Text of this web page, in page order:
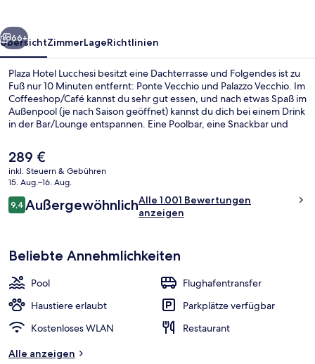
Weiter
66+
ÜbersichtZimmerLageRichtlinien
Plaza Hotel Lucchesi besitzt eine Dachterrasse und Folgendes ist zu
Fuß nur 10 Minuten entfernt: Ponte Vecchio und Palazzo Vecchio. Im
Coffeeshop/Café kannst du sehr gut essen, und nach etwas Spaß im
Außenpool (je nach Saison geöffnet) kannst du dich bei einem Drink
in der Bar/Lounge entspannen. Eine Poolbar, eine Snackbar und
lieben das hilfsbereite Personal und den Allgemeinzustand.
Der
aktuelle
Preis
289 €.
289 €
inkl. Steuern & Gebühren
15. Aug.–16. Aug.
Bewertungen
9,49,4 von 10.
AußergewöhnlichAlle 1.001 Bewertungen
anzeigen
Beliebte Annehmlichkeiten
Pool
Flughafentransfer
Haustiere erlaubt
Parkplätze verfügbar
Kostenloses WLAN
Restaurant
Alle anzeigen